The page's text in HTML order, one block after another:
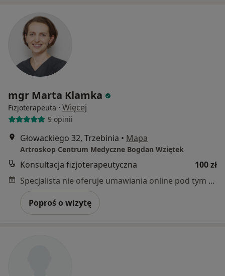
mgr Marta Klamka
Fizjoterapeuta · Więcej
9 opinii
Głowackiego 32, Trzebinia • Mapa
Artroskop Centrum Medyczne Bogdan Wziętek
Konsultacja fizjoterapeutyczna
100 zł
Specjalista nie oferuje umawiania online pod tym adresem.
Poproś o wizytę